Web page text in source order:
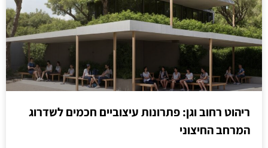
ריהוט רחוב וגן: פתרונות עיצוביים חכמים לשדרוג
המרחב החיצוני